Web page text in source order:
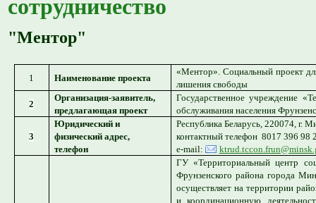
сотрудничество
"Ментор"
1 Наименование проекта
«Ментор». Социальный проект
лишения свободы
2
Организация-заявитель,
предлагающая проект
Государственное учреждение
обслуживания населения
3
Юридический и
физический адрес,
телефон
Республика Беларусь, 220074, г.
контактный телефон 8017 396 98
e-mail:
ГУ «Территориальный центр
Фрунзенского района города
осуществляет на территории
и координационную